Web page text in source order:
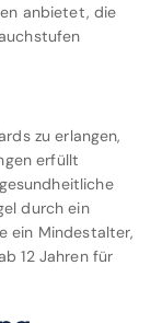
anbietet, die
zu erlangen,
erfüllt
durch ein
ein Mindestalter,
12 Jahren für